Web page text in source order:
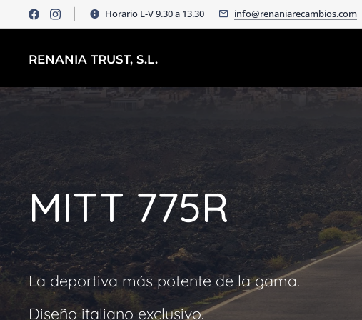
Horario L-V 9.30 a 13.30 info@renaniarecambios.com
RENANIA TRUST, S.L.
MITT 775R
La deportiva más potente de la gama.
Diseño italiano exclusivo.